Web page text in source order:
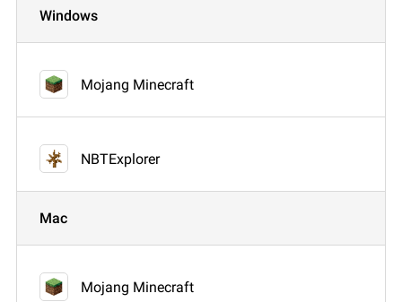
Windows
Mojang Minecraft
NBTExplorer
Mac
Mojang Minecraft